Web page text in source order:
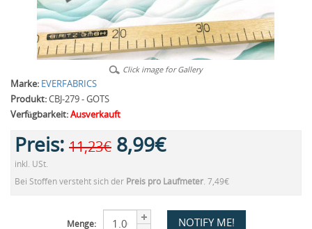
Click image for Gallery
Marke: EVERFABRICS
Produkt:CBJ-279 - GOTS
Verfügbarkeit:Ausverkauft
Preis: 11,23€ 8,99€
inkl. USt.
Bei Stoffen versteht sich der Preis pro Laufmeter. 7,49€
Menge: